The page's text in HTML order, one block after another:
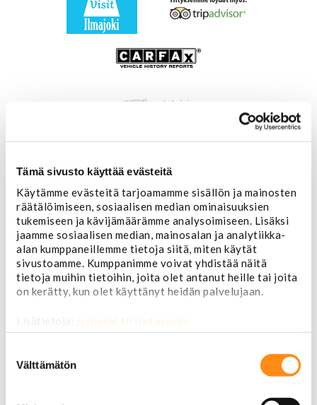
Tämä sivusto käyttää evästeitä
Käytämme evästeitä tarjoamamme sisällön ja mainosten
räätälöimiseen, sosiaalisen median ominaisuuksien
tukemiseen ja kävijämäärämme analysoimiseen. Lisäksi
jaamme sosiaalisen median, mainosalan ja analytiikka-
alan kumppaneillemme tietoja siitä, miten käytät
sivustoamme. Kumppanimme voivat yhdistää näitä
tietoja muihin tietoihin, joita olet antanut heille tai joita
on kerätty, kun olet käyttänyt heidän palvelujaan.
Lisätietoja: jarimaki.fi/tietosuoja
valinta
Välttämätön
Etusivu
USA-auton osat
Alusta
Ohjauslaitteet ja jousitus
Pallonivelet
Raidetangonpäät
Tukivarret
Pumput ja tiivisteet